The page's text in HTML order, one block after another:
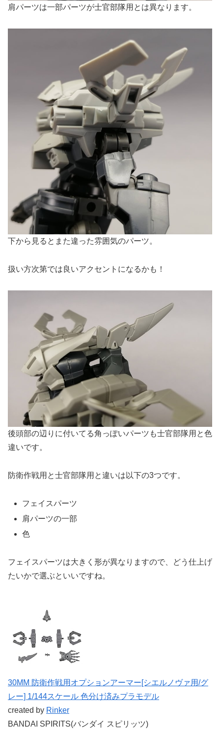
肩パーツは一部パーツが士官部隊用とは異なります。
下から見るとまた違った雰囲気のパーツ。
扱い方次第では良いアクセントになるかも！
後頭部の辺りに付いてる角っぽいパーツも士官部隊用と色
違いです。
防衛作戦用と士官部隊用と違いは以下の3つです。
フェイスパーツ
肩パーツの一部
色
フェイスパーツは大きく形が異なりますので、どう仕上げ
たいかで選ぶといいですね。
30MM 防衛作戦用オプションアーマー[シエルノヴァ用/グ
レー] 1/144スケール 色分け済みプラモデル
created by Rinker
BANDAI SPIRITS(バンダイ スピリッツ)